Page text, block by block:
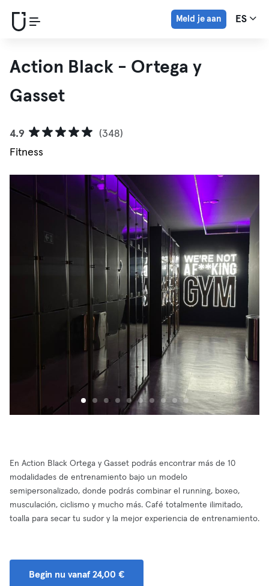
Meld je aan ES
Action Black - Ortega y
Gasset
4.9
(348)
Fitness
En Action Black Ortega y Gasset podrás encontrar más de 10
modalidades de entrenamiento bajo un modelo
semipersonalizado, donde podrás combinar el running, boxeo,
musculación, ciclismo y mucho más. Café totalmente ilimitado,
toalla para secar tu sudor y la mejor experiencia de entrenamiento.
Begin nu vanaf 24,00 €